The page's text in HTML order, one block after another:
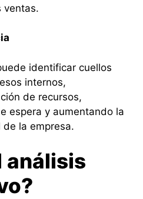
ventas.
identificar cuellos
internos,
de recursos,
espera y aumentando la
la empresa.
análisis